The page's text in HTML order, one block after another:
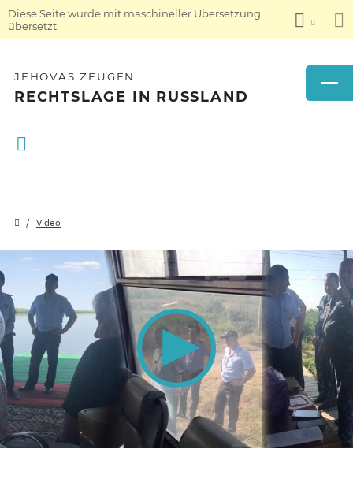
Diese Seite wurde mit maschineller Übersetzung
übersetzt.
JEHOVAS ZEUGEN
RECHTSLAGE IN RUSSLAND
Video